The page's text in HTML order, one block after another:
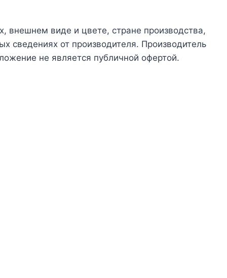
внешнем виде и цвете, стране производства,
сведениях от производителя. Производитель
не является публичной офертой.